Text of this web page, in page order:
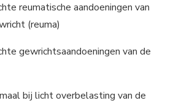
reumatische aandoeningen van
(reuma)
gewrichtsaandoeningen van de
bij licht overbelasting van de